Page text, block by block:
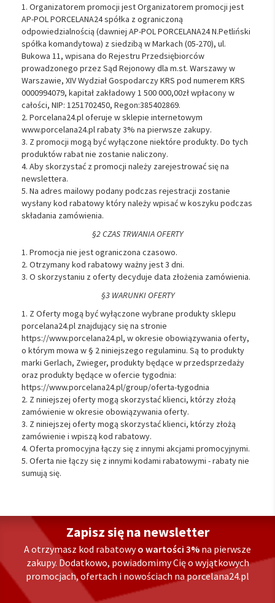
1. Organizatorem promocji jest Organizatorem promocji jest
AP-POL PORCELANA24 spółka z ograniczoną
odpowiedzialnością (dawniej AP-POL PORCELANA24 N.Petliński
spółka komandytowa) z siedzibą w Markach (05-270), ul.
Bukowa 11, wpisana do Rejestru Przedsiębiorców
prowadzonego przez Sąd Rejonowy dla m.st. Warszawy w
Warszawie, XIV Wydział Gospodarczy KRS pod numerem KRS
0000994079, kapitał zakładowy 1 500 000,00zł wpłacony w
całości, NIP: 1251702450, Regon:385402869.
2. Porcelana24.pl oferuje w sklepie internetowym
www.porcelana24.pl rabaty 3% na pierwsze zakupy.
3. Z promocji mogą być wyłączone niektóre produkty. Do tych
produktów rabat nie zostanie naliczony.
4. Aby skorzystać z promocji należy zarejestrować się na
newslettera.
5. Na adres mailowy podany podczas rejestracji zostanie
wysłany kod rabatowy który należy wpisać w koszyku podczas
składania zamówienia.
§2 CZAS TRWANIA OFERTY
1. Promocja nie jest ograniczona czasowo.
2. Otrzymany kod rabatowy ważny jest 3 dni.
3. O skorzystaniu z oferty decyduje data złożenia zamówienia.
§3 WARUNKI OFERTY
1. Z Oferty mogą być wyłączone wybrane produkty sklepu
porcelana24.pl znajdujący się na stronie
https://www.porcelana24.pl, w okresie obowiązywania oferty,
o którym mowa w § 2 niniejszego regulaminu. Są to produkty
marki Gerlach, Zwieger, produkty będące w przedsprzedaży
oraz produkty będące w ofercie tygodnia:
https://www.porcelana24.pl/group/oferta-tygodnia
2. Z niniejszej oferty mogą skorzystać klienci, którzy złożą
zamówienie w okresie obowiązywania oferty.
3. Z niniejszej oferty mogą skorzystać klienci, którzy złożą
zamówienie i wpiszą kod rabatowy.
4. Oferta promocyjna łączy się z innymi akcjami promocyjnymi.
5. Oferta nie łączy się z innymi kodami rabatowymi - rabaty nie
sumują się.
Zapisz się na newsletter
A otrzymasz kod rabatowyo wartości 3% na pierwsze
zakupy. Dodatkowo, powiadomimy Cię o wyjątkowych
promocjach, ofertach i nowościach na porcelana24.pl